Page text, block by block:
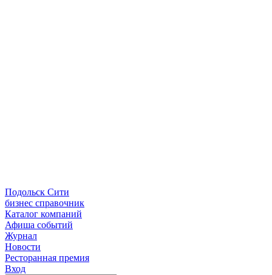
Подольск Сити
бизнес справочник
Каталог компаний
Афиша событий
Журнал
Новости
Ресторанная премия
Вход